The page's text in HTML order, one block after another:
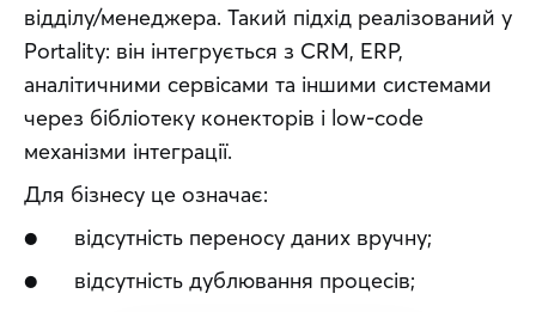
відділу/менеджера. Такий підхід реалізований у
Portality: він інтегрується з CRM, ERP,
аналітичними сервісами та іншими системами
через бібліотеку конекторів і low-code
механізми інтеграції.
Для бізнесу це означає:
●      відсутність переносу даних вручну;
●      відсутність дублювання процесів;